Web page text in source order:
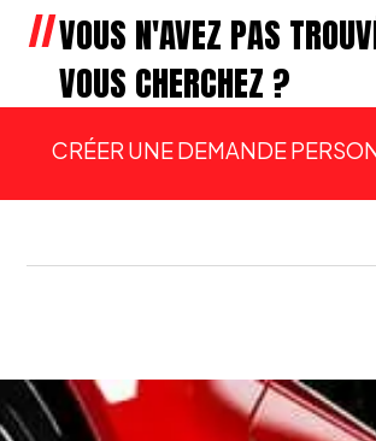
VOUS N'AVEZ PAS
VOUS CHERCHEZ ?
CRÉER UNE DEMANDE